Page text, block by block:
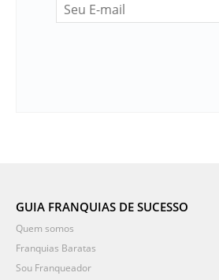
GUIA FRANQUIAS DE SUCESSO
Quem somos
Franquias Baratas
Sou Franqueador